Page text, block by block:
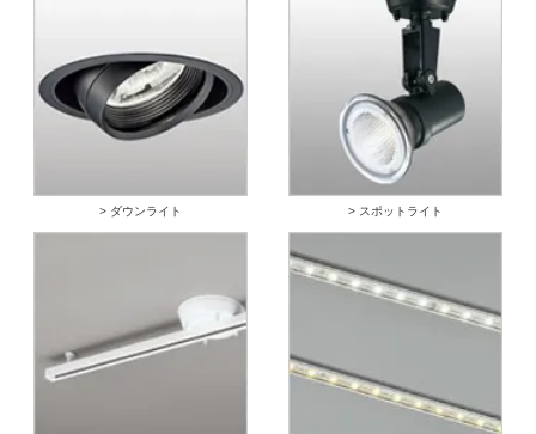
> ダウンライト > スポットライト